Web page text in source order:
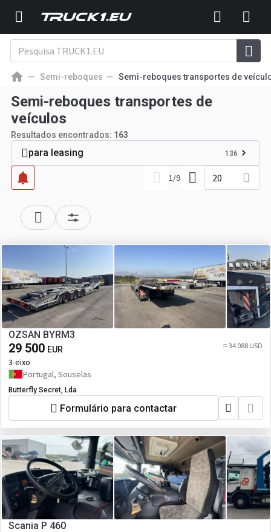
Semi-reboques Semi-reboques transportes de
Semi-reboques transportes de
veículos
Resultados encontrados: 163
para leasing 136
1/9 20
OZSAN BYRM3
29 500 EUR ≈ 34 088 USD
3-eixo
Portugal, Souselas
Butterfly Secret, Lda
Formulário para contactar
Scania P 460